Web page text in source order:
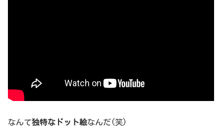
なんて独特なドット絵なんだ(笑)